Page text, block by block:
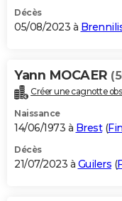
Décès
05/08/2023 à
Yann MOCAER
Créer une cagnotte
Naissance
14/06/1973 à Brest(
Décès
21/07/2023 à Guilers (